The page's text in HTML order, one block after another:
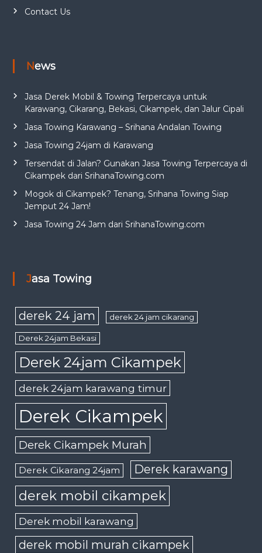
Contact Us
News
Jasa Derek Mobil & Towing Terpercaya untuk
Karawang, Cikarang, Bekasi, Cikampek, dan Jalur Cipali
Jasa Towing Karawang – Srihana Andalan Towing
Jasa Towing 24jam di Karawang
Tersendat di Jalan? Gunakan Jasa Towing Terpercaya di
Cikampek dari SrihanaTowing.com
Mogok di Cikampek? Tenang, Srihana Towing Siap
Jemput 24 Jam!
Jasa Towing 24 Jam dari SrihanaTowing.com
Jasa Towing
derek 24 jam derek 24 jam cikarang
Derek 24jam Bekasi
Derek 24jam Cikampek
derek 24jam karawang timur
Derek Cikampek
Derek Cikampek Murah
Derek Cikarang 24jam Derek karawang
derek mobil cikampek
Derek mobil karawang
derek mobil murah cikampek